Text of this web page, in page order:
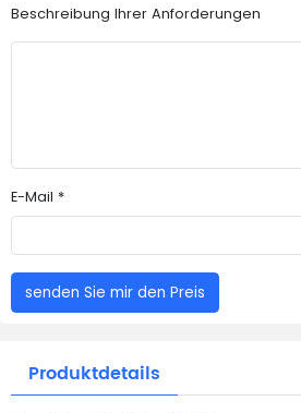
Beschreibung Ihrer Anforderungen
E-Mail *
senden Sie mir den Preis
Produktdetails